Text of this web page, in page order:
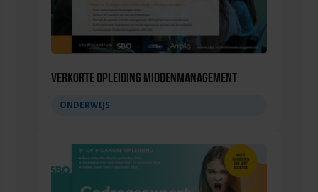
Verkorte opleiding Middenmanagement
ONDERWIJS